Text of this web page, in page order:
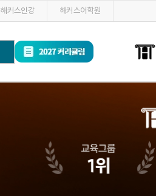
해커스인강 해커스어학원